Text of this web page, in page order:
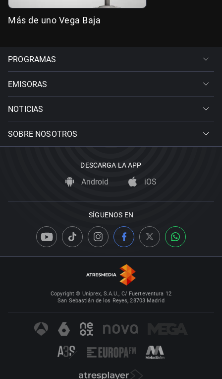
Más de uno Vega Baja
PROGRAMAS
EMISORAS
NOTICIAS
SOBRE NOSOTROS
DESCARGA LA APP
Android iOS
SÍGUENOS EN
Copyright © Uniprex, S.A.U., C/ Fuerteventura 12
San Sebastián de los Reyes, 28703 Madrid